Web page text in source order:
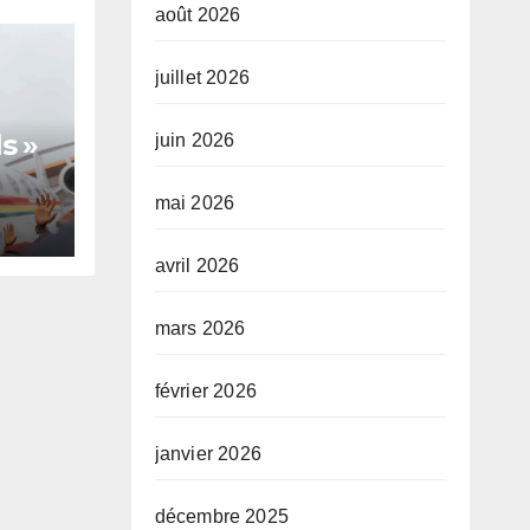
»
août 2026
juillet 2026
juin 2026
mai 2026
avril 2026
mars 2026
février 2026
janvier 2026
décembre 2025